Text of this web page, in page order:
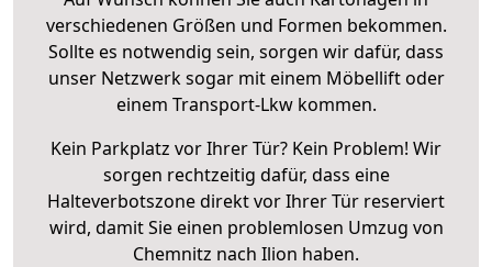
verschiedenen Größen und Formen bekommen.
Sollte es notwendig sein, sorgen wir dafür, dass
unser Netzwerk sogar mit einem Möbellift oder
einem Transport-Lkw kommen.
Kein Parkplatz vor Ihrer Tür? Kein Problem! Wir
sorgen rechtzeitig dafür, dass eine
Halteverbotszone direkt vor Ihrer Tür reserviert
wird, damit Sie einen problemlosen Umzug von
Chemnitz nach Ilion haben.